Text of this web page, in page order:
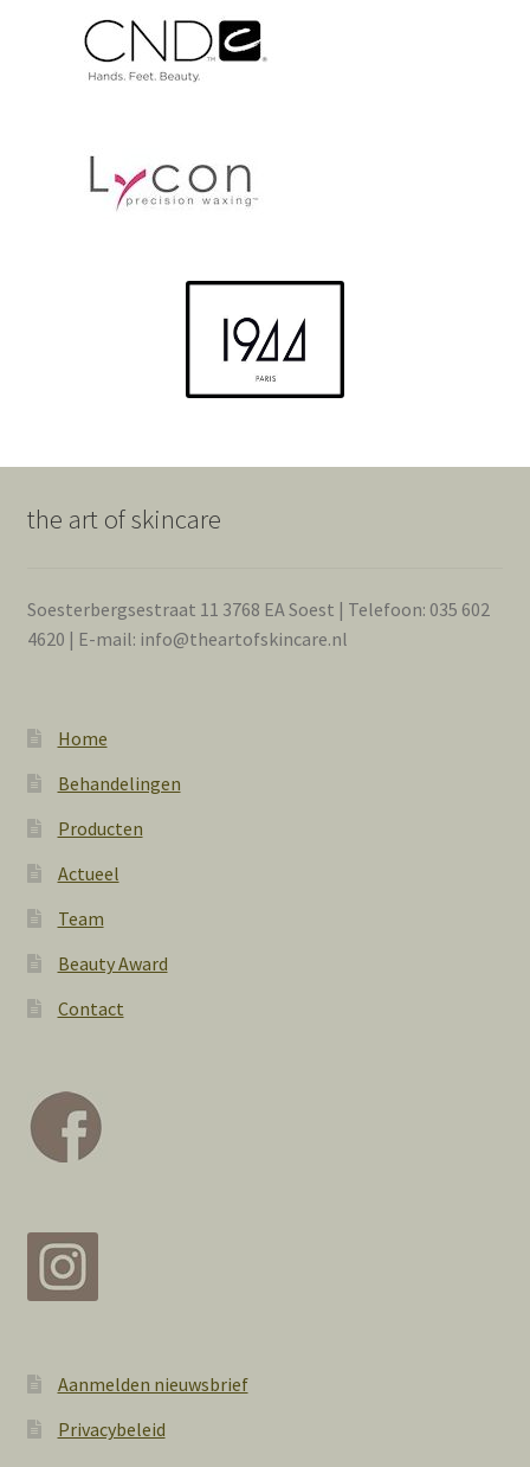
the art of skincare
Soesterbergsestraat 11 3768 EA Soest | Telefoon: 035 602
4620 | E-mail: info@theartofskincare.nl
Home
Behandelingen
Producten
Actueel
Team
Beauty Award
Contact
Aanmelden nieuwsbrief
Privacybeleid